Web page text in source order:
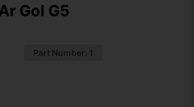
Gol G5
Part Number: 1